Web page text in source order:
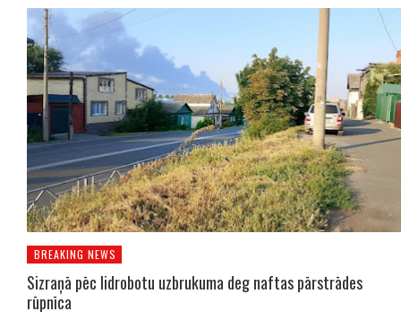
BREAKING NEWS
Sizraņā pēc lidrobotu uzbrukuma deg naftas pārstrādes
rūpnīca